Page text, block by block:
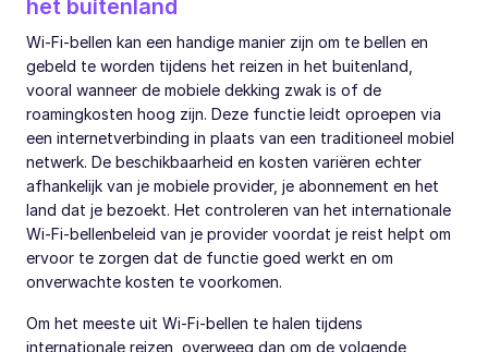
het buitenland
Wi-Fi-bellen kan een handige manier zijn om te bellen en
gebeld te worden tijdens het reizen in het buitenland,
vooral wanneer de mobiele dekking zwak is of de
roamingkosten hoog zijn. Deze functie leidt oproepen via
een internetverbinding in plaats van een traditioneel mobiel
netwerk. De beschikbaarheid en kosten variëren echter
afhankelijk van je mobiele provider, je abonnement en het
land dat je bezoekt. Het controleren van het internationale
Wi-Fi-bellenbeleid van je provider voordat je reist helpt om
ervoor te zorgen dat de functie goed werkt en om
onverwachte kosten te voorkomen.
Om het meeste uit Wi-Fi-bellen te halen tijdens
internationale reizen, overweeg dan om de volgende